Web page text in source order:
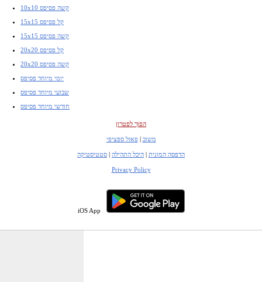
10x10 קשה פסיפס
15x15 קל פסיפס
15x15 קשה פסיפס
20x20 קל פסיפס
20x20 קשה פסיפס
יומי מיוחד פסיפס
שבועי מיוחד פסיפס
חודשי מיוחד פסיפס
הפוך לפטרון
משוב |פאזל ספציפי
הדפסה המונית | היכל התהילה | סטטיסטיקה
Privacy Policy
iOS App